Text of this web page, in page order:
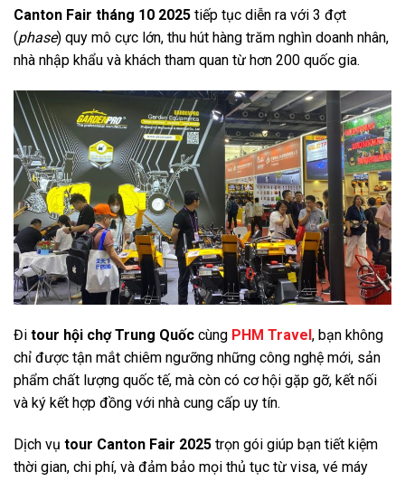
Canton Fair tháng 10 2025 tiếp tục diễn ra với 3 đợt
(phase) quy mô cực lớn, thu hút hàng trăm nghìn doanh nhân,
nhà nhập khẩu và khách tham quan từ hơn 200 quốc gia.
Đi tour hội chợ Trung Quốc cùng PHM Travel, bạn không
chỉ được tận mắt chiêm ngưỡng những công nghệ mới, sản
phẩm chất lượng quốc tế, mà còn có cơ hội gặp gỡ, kết nối
và ký kết hợp đồng với nhà cung cấp uy tín.
Dịch vụ tour Canton Fair 2025 trọn gói giúp bạn tiết kiệm
thời gian, chi phí, và đảm bảo mọi thủ tục từ visa, vé máy